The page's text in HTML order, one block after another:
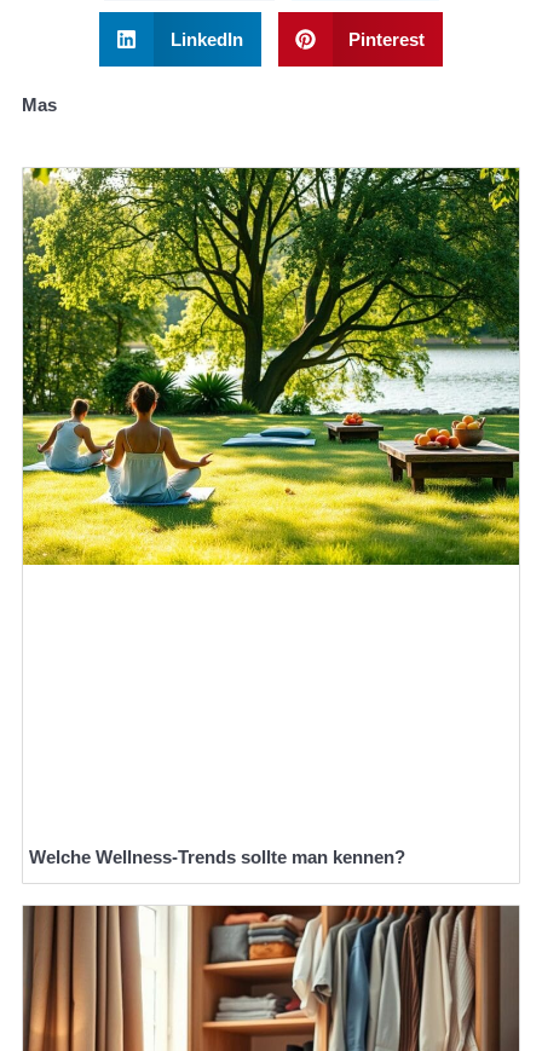
LinkedIn Pinterest
Mas
Welche Wellness-Trends sollte man kennen?